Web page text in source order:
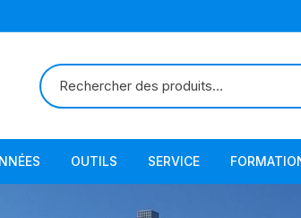
OUTILS SERVICE